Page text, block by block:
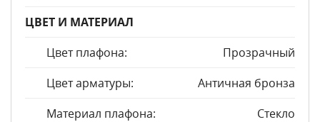
ЦВЕТ И МАТЕРИАЛ
Цвет плафона:
Прозрачный
Цвет арматуры:
Античная бронза
Материал плафона:
Стекло